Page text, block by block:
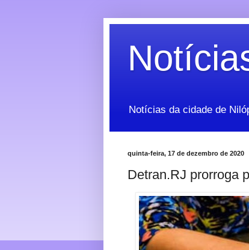
Notícias da cidade de
quinta-feira, 17 de dezembro de 2020
Detran.RJ prorroga